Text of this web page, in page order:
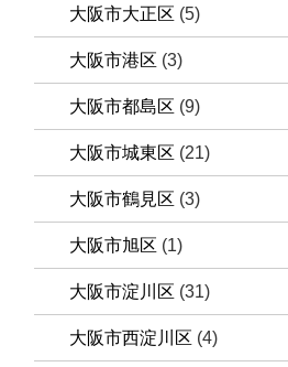
大阪市大正区 (5)
大阪市港区 (3)
大阪市都島区 (9)
大阪市城東区 (21)
大阪市鶴見区 (3)
大阪市旭区 (1)
大阪市淀川区 (31)
大阪市西淀川区 (4)